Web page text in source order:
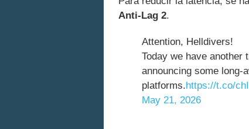
Anti-Lag 2.
Attention, Helldivers!
Today we have another
announcing some long-
platforms.https://t.co/
May 21, 2026